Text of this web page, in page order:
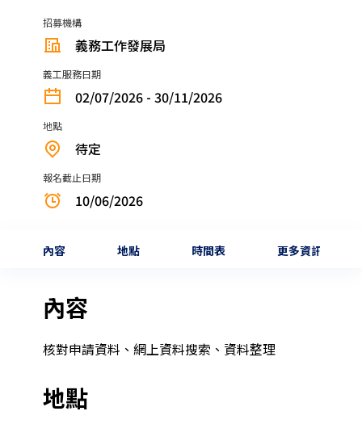
招募機構
義務工作發展局
義工服務日期
02/07/2026 - 30/11/2026
地點
待定
報名截止日期
10/06/2026
內容 地點 時間表 更多資訊
內容
核對申請資料、網上資料搜索、資料整理
地點